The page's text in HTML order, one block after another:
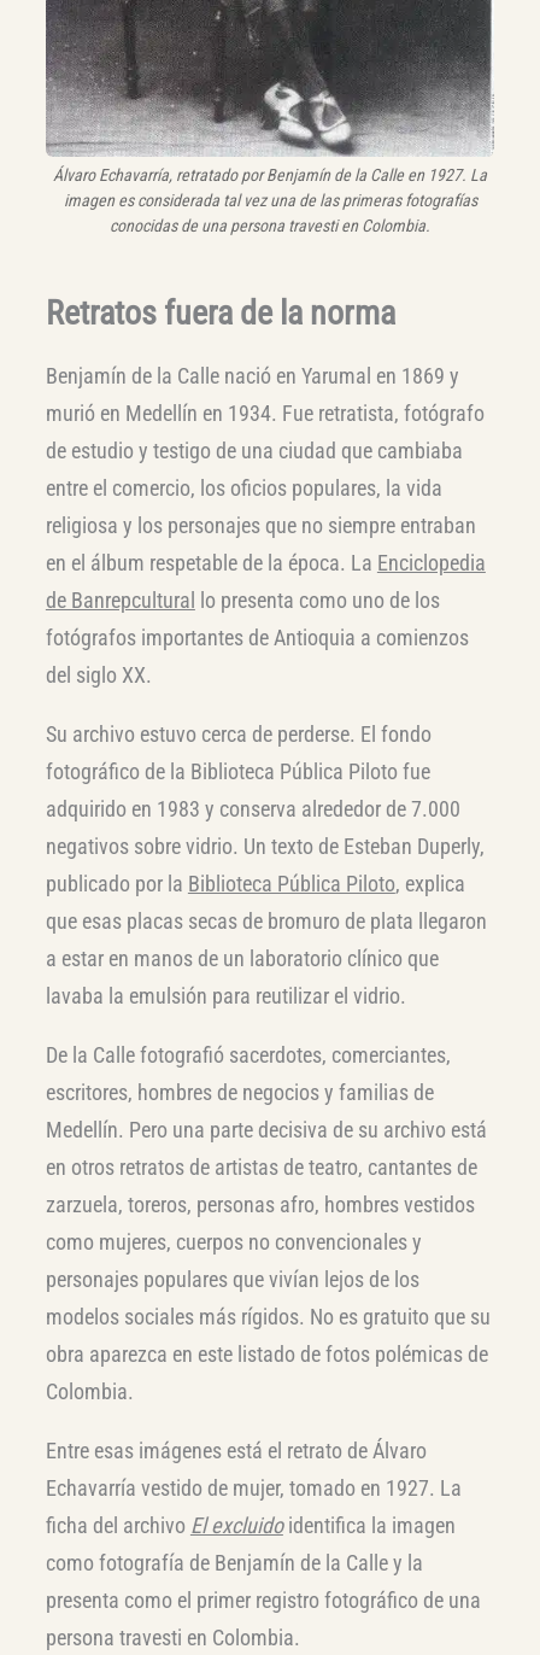
Álvaro Echavarría, retratado por Benjamín de la Calle en 1927. La
imagen es considerada tal vez una de las primeras fotografías
conocidas de una persona travesti en Colombia.
Retratos fuera de la norma
Benjamín de la Calle nació en Yarumal en 1869 y
murió en Medellín en 1934. Fue retratista, fotógrafo
de estudio y testigo de una ciudad que cambiaba
entre el comercio, los oficios populares, la vida
religiosa y los personajes que no siempre entraban
en el álbum respetable de la época. La Enciclopedia
de Banrepcultural
lo presenta como uno de los
fotógrafos importantes de Antioquia a comienzos
del siglo XX.
Su archivo estuvo cerca de perderse. El fondo
fotográfico de la Biblioteca Pública Piloto fue
adquirido en 1983 y conserva alrededor de 7.000
negativos sobre vidrio. Un texto de Esteban Duperly,
publicado por la Biblioteca Pública Piloto, explica
que esas placas secas de bromuro de plata llegaron
a estar en manos de un laboratorio clínico que
lavaba la emulsión para reutilizar el vidrio.
De la Calle fotografió sacerdotes, comerciantes,
escritores, hombres de negocios y familias de
Medellín. Pero una parte decisiva de su archivo está
en otros retratos de artistas de teatro, cantantes de
zarzuela, toreros, personas afro, hombres vestidos
como mujeres, cuerpos no convencionales y
personajes populares que vivían lejos de los
modelos sociales más rígidos. No es gratuito que su
obra aparezca en este listado de fotos polémicas de
Colombia.
Entre esas imágenes está el retrato de Álvaro
Echavarría vestido de mujer, tomado en 1927. La
ficha del archivo El excluidoidentifica la imagen
como fotografía de Benjamín de la Calle y la
presenta como el primer registro fotográfico de una
persona travesti en Colombia.